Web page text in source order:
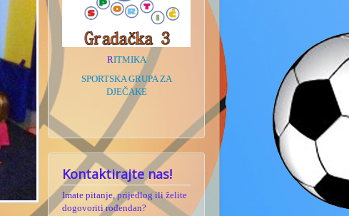
RITMIKA
SPORTSKA GRUPA ZA
DJEČAKE
Kontaktirajte nas!
Imate pitanje, prijedlog ili želite
dogovoriti rođendan?